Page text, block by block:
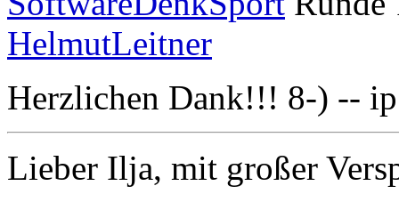
HelmutLeitner
Herzlichen Dank!!! 8-) -- ip
Lieber Ilja, mit großer